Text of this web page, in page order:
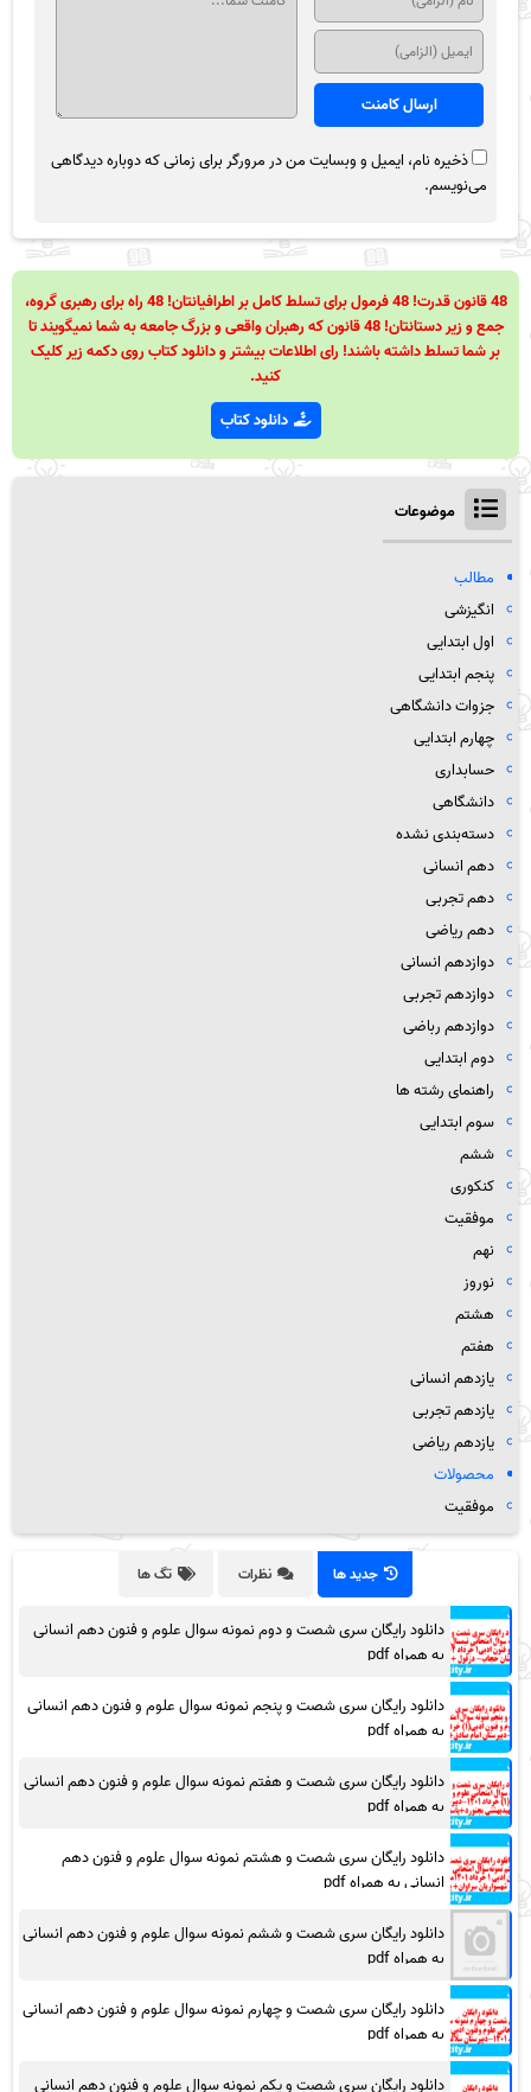
ذخیره نام، ایمیل و وبسایت من در مرورگر برای زمانی که دوباره دیدگاهی
می‌نویسم.
48 قانون قدرت! 48 فرمول برای تسلط کامل بر اطرافیانتان! 48 راه برای رهبری گروه،
جمع و زیر دستانتان! 48 قانون که رهبران واقعی و بزرگ جامعه به شما نمیگویند تا
بر شما تسلط داشته باشند! رای اطلاعات بیشتر و دانلود کتاب روی دکمه زیر کلیک
کنید.
دانلود کتاب
موضوعات
مطالب
انگیزشی
اول ابتدایی
پنجم ابتدایی
جزوات دانشگاهی
چهارم ابتدایی
حسابداری
دانشگاهی
دسته‌بندی نشده
دهم انسانی
دهم تجربی
دهم ریاضی
دوازدهم انسانی
دوازدهم تجربی
دوازدهم رباضی
دوم ابتدایی
راهنمای رشته ها
سوم ابتدایی
ششم
کنکوری
موفقیت
نهم
نوروز
هشتم
هفتم
یازدهم انسانی
یازدهم تجربی
یازدهم ریاضی
محصولات
موفقیت
جدید ها نظرات تگ ها
دانلود رایگان سری شصت و دوم نمونه سوال علوم و فنون دهم انسانی
به همراه pdf
دانلود رایگان سری شصت و پنجم نمونه سوال علوم و فنون دهم انسانی
به همراه pdf
دانلود رایگان سری شصت و هفتم نمونه سوال علوم و فنون دهم انسانی
به همراه pdf
دانلود رایگان سری شصت و هشتم نمونه سوال علوم و فنون دهم
انسانی به همراه pdf
دانلود رایگان سری شصت و ششم نمونه سوال علوم و فنون دهم انسانی
به همراه pdf
دانلود رایگان سری شصت و چهارم نمونه سوال علوم و فنون دهم انسانی
به همراه pdf
دانلود رایگان سری شصت و یکم نمونه سوال علوم و فنون دهم انسانی